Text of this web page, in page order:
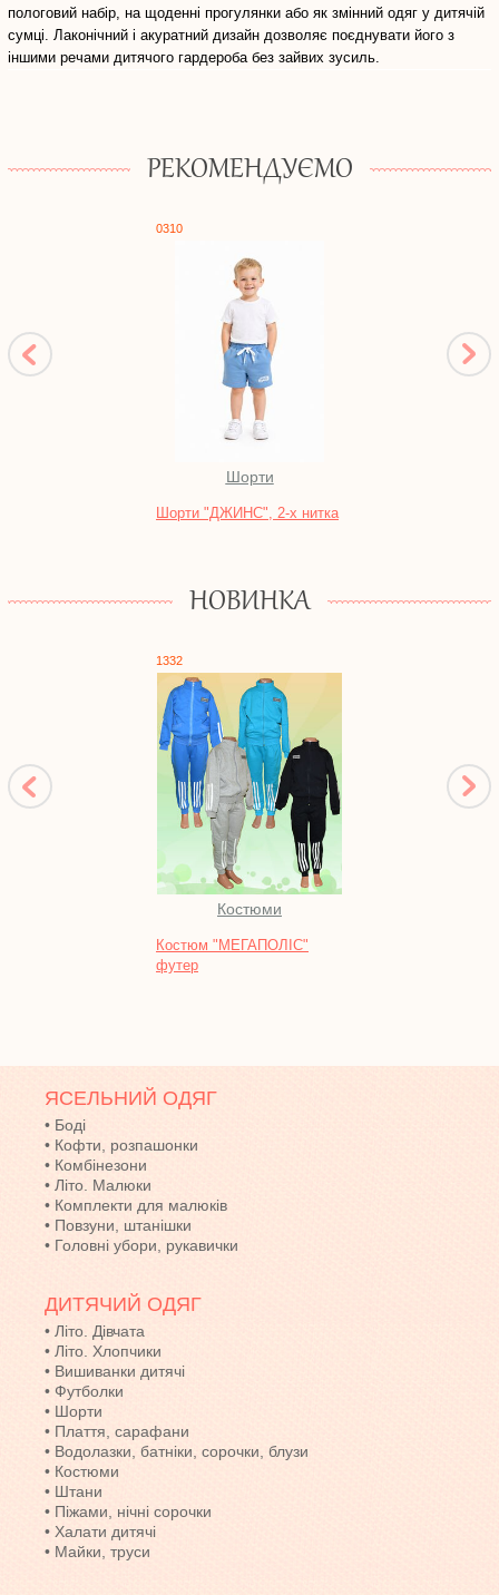
пологовий набір, на щоденні прогулянки або як змінний одяг у дитячій
сумці. Лаконічний і акуратний дизайн дозволяє поєднувати його з
іншими речами дитячого гардероба без зайвих зусиль.
РЕКОМЕНДУЄМО
0310
Шорти
Шорти "ДЖИНС", 2-х нитка
НОВИНКА
1332
Костюми
Костюм "МЕГАПОЛІС"
футер
ЯСЕЛЬНИЙ ОДЯГ
• Боді
• Кофти, розпашонки
• Комбінезони
• Літо. Малюки
• Комплекти для малюків
• Повзуни, штанішки
• Головні убори, рукавички
ДИТЯЧИЙ ОДЯГ
• Літо. Дівчата
• Літо. Хлопчики
• Вишиванки дитячі
• Футболки
• Шорти
• Плаття, сарафани
• Водолазки, батніки, сорочки, блузи
• Костюми
• Штани
• Піжами, нічні сорочки
• Халати дитячі
• Майки, труси